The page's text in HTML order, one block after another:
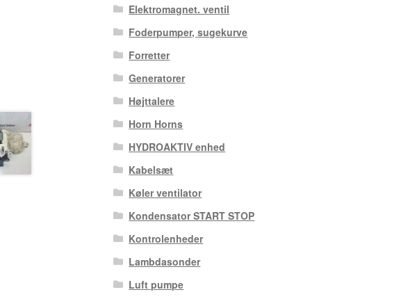
Elektromagnet. ventil
Foderpumper, sugekurve
Forretter
Generatorer
Højttalere
Horn Horns
HYDROAKTIV enhed
Kabelsæt
Køler ventilator
Kondensator START STOP
Kontrolenheder
Lambdasonder
Luft pumpe